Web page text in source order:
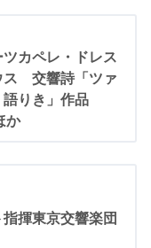
カペレ・ドレス
交響詩「ツァ
りき」作品
か
揮東京交響楽団